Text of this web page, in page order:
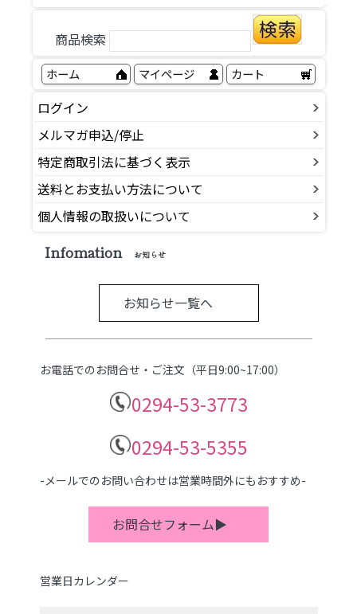
商品検索
ホーム マイページ カート
ログイン
メルマガ申込/停止
特定商取引法に基づく表示
送料とお支払い方法について
個人情報の取扱いについて
Infomation お知らせ
お知らせ一覧へ
お電話でのお問合せ・ご注文（平日9:00~17:00）
0294-53-3773
0294-53-5355
-メールでのお問い合わせは営業時間外にもおすすめ-
お問合せフォーム▶
営業日カレンダー